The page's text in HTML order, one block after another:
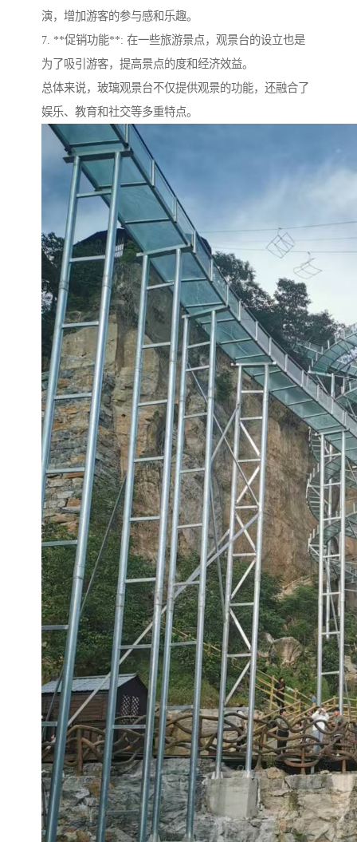
演，增加游客的参与感和乐趣。
7. **促销功能**: 在一些旅游景点，观景台的设立也是
为了吸引游客，提高景点的度和经济效益。
总体来说，玻璃观景台不仅提供观景的功能，还融合了
娱乐、教育和社交等多重特点。